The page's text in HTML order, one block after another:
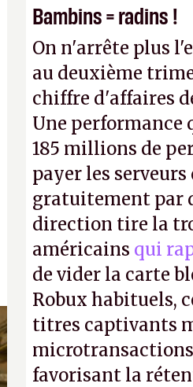
Bambins = radins !
On n'arrête plus
au deuxième
chiffre d'affaires
Une performance
185 millions de
payer les
gratuitement par
direction tire la
américains qui
de vider la carte
Robux habituels,
titres captivants
favorisant la